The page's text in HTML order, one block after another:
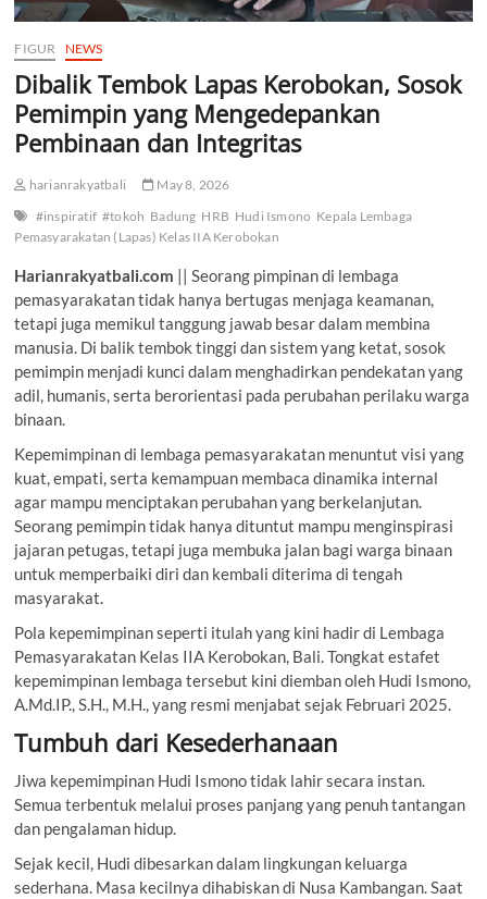
FIGUR NEWS
Dibalik Tembok Lapas Kerobokan, Sosok
Pemimpin yang Mengedepankan
Pembinaan dan Integritas
harianrakyatbali
May 8, 2026
#inspiratif #tokoh Badung HRB Hudi Ismono Kepala Lembaga
Pemasyarakatan (Lapas) Kelas IIA Kerobokan
Harianrakyatbali.com || Seorang pimpinan di lembaga
pemasyarakatan tidak hanya bertugas menjaga keamanan,
tetapi juga memikul tanggung jawab besar dalam membina
manusia. Di balik tembok tinggi dan sistem yang ketat, sosok
pemimpin menjadi kunci dalam menghadirkan pendekatan yang
adil, humanis, serta berorientasi pada perubahan perilaku warga
binaan.
Kepemimpinan di lembaga pemasyarakatan menuntut visi yang
kuat, empati, serta kemampuan membaca dinamika internal
agar mampu menciptakan perubahan yang berkelanjutan.
Seorang pemimpin tidak hanya dituntut mampu menginspirasi
jajaran petugas, tetapi juga membuka jalan bagi warga binaan
untuk memperbaiki diri dan kembali diterima di tengah
masyarakat.
Pola kepemimpinan seperti itulah yang kini hadir di Lembaga
Pemasyarakatan Kelas IIA Kerobokan, Bali. Tongkat estafet
kepemimpinan lembaga tersebut kini diemban oleh Hudi Ismono,
A.Md.IP., S.H., M.H., yang resmi menjabat sejak Februari 2025.
Tumbuh dari Kesederhanaan
Jiwa kepemimpinan Hudi Ismono tidak lahir secara instan.
Semua terbentuk melalui proses panjang yang penuh tantangan
dan pengalaman hidup.
Sejak kecil, Hudi dibesarkan dalam lingkungan keluarga
sederhana. Masa kecilnya dihabiskan di Nusa Kambangan. Saat